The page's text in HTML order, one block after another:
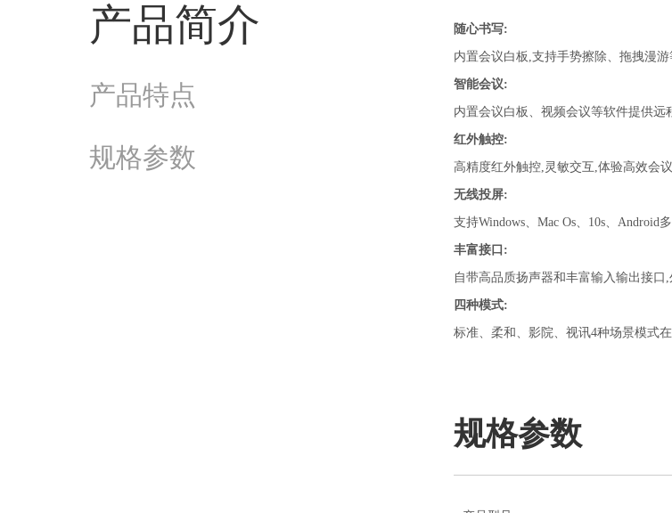
产品简介
产品特点
规格参数
随心书写:
内置会议白板,支持手势擦除、拖拽漫
智能会议:
内置会议白板、视频会议等软件提供
红外触控:
高精度红外触控,灵敏交互,体验高效会
无线投屏:
支持Windows、Mac Os、10s、
丰富接口:
自带高品质扬声器和丰富输入输出接口
四种模式:
标准、柔和、影院、视讯4种场景模式
规格参数